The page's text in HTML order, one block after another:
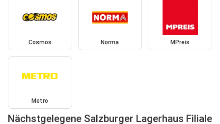
Cosmos Norma MPreis
Metro
Nächstgelegene Salzburger Lagerhaus Filiale